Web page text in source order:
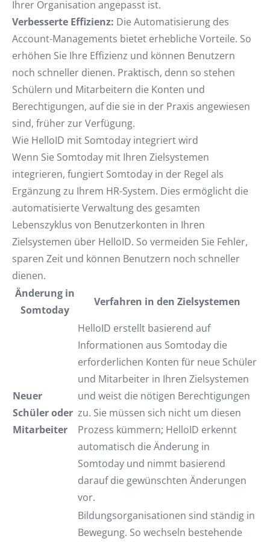
Ihrer Organisation angepasst ist.
Verbesserte Effizienz: Die Automatisierung des
Account-Managements bietet erhebliche Vorteile. So
erhöhen Sie Ihre Effizienz und können Benutzern
noch schneller dienen. Praktisch, denn so stehen
Schülern und Mitarbeitern die Konten und
Berechtigungen, auf die sie in der Praxis angewiesen
sind, früher zur Verfügung.
Wie HelloID mit Somtoday integriert wird
Wenn Sie Somtoday mit Ihren Zielsystemen
integrieren, fungiert Somtoday in der Regel als
Ergänzung zu Ihrem HR-System. Dies ermöglicht die
automatisierte Verwaltung des gesamten
Lebenszyklus von Benutzerkonten in Ihren
Zielsystemen über HelloID. So vermeiden Sie Fehler,
sparen Zeit und können Benutzern noch schneller
dienen.
Änderung in
Somtoday
Verfahren in den Zielsystemen
Neuer
Schüler oder
Mitarbeiter
HelloID erstellt basierend auf
Informationen aus Somtoday die
erforderlichen Konten für neue Schüler
und Mitarbeiter in Ihren Zielsystemen
und weist die nötigen Berechtigungen
zu. Sie müssen sich nicht um diesen
Prozess kümmern; HelloID erkennt
automatisch die Änderung in
Somtoday und nimmt basierend
darauf die gewünschten Änderungen
vor.
Bildungsorganisationen sind ständig in
Bewegung. So wechseln bestehende